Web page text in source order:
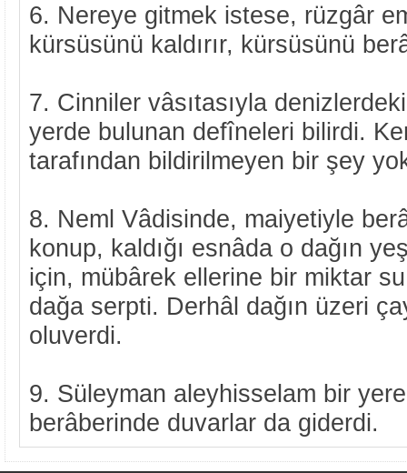
6. Nereye gitmek istese, rüzgâr
kürsüsünü kaldırır, kürsüsünü
7. Cinniler vâsıtasıyla
yerde bulunan defîneleri bilirdi.
tarafından bildirilmeyen bir şey
8. Neml Vâdisinde, maiyetiyle
konup, kaldığı esnâda o dağın
için, mübârek ellerine bir miktar
dağa serpti. Derhâl dağın üzeri
oluverdi.
9. Süleyman aleyhisselam bir
berâberinde duvarlar da giderdi.